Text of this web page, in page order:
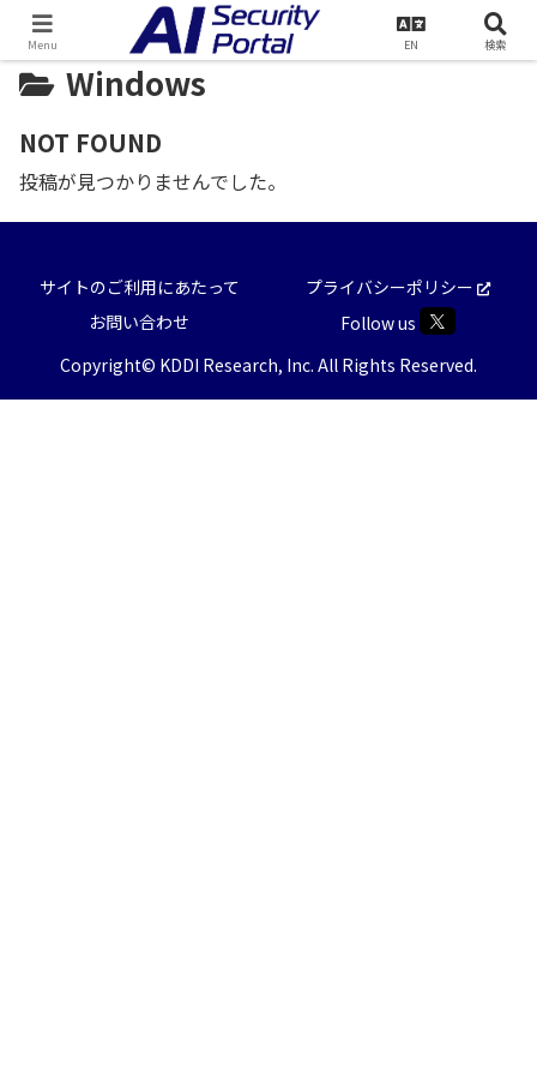
TOP Windows
Windows
NOT FOUND
投稿が見つかりませんでした。
サイトのご利用にあたって
プライバシーポリシー
お問い合わせ
Follow us
Copyright© KDDI Research, Inc. All Rights Reserved.
Menu EN 検索